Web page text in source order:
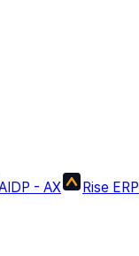
- AX Rise ERP